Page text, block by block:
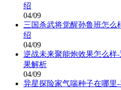
绍
04/09
三国杀武将觉醒孙鲁班怎么
绍
04/09
逆战未来聚能炮效果怎么样
果解析
04/09
异星探险家气喘种子在哪里